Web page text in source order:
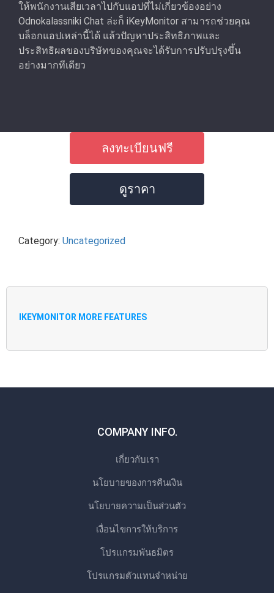
ให้พนักงานเสียเวลาไปกับแอปที่ไม่เกี่ยวข้องอย่าง
Odnokalassniki Chat ล่ะก็ iKeyMonitor สามารถช่วยคุณ
บล็อกแอปเหล่านี้ได้ แล้วปัญหาประสิทธิภาพและ
ประสิทธิผลของบริษัทของคุณจะได้รับการปรับปรุงขึ้น
อย่างมากทีเดียว
ลงทะเบียนฟรี
ดูราคา
Category: Uncategorized
IKEYMONITOR MORE FEATURES
COMPANY INFO.
เกี่ยวกับเรา
นโยบายของการคืนเงิน
นโยบายความเป็นส่วนตัว
เงื่อนไขการให้บริการ
โปรแกรมพันธมิตร
โปรแกรมตัวแทนจําหน่าย